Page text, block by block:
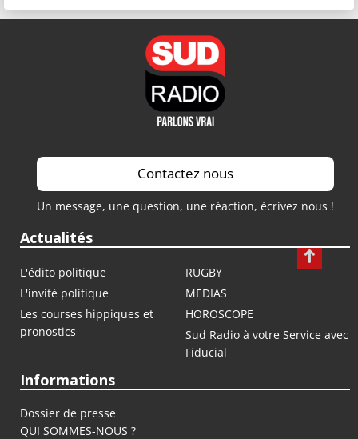
Contactez nous
Un message, une question, une réaction, écrivez nous !
Actualités
L'édito politique
RUGBY
L'invité politique
MEDIAS
Les courses hippiques et
pronostics
HOROSCOPE
Sud Radio à votre Service avec
Fiducial
Informations
Dossier de presse
QUI SOMMES-NOUS ?